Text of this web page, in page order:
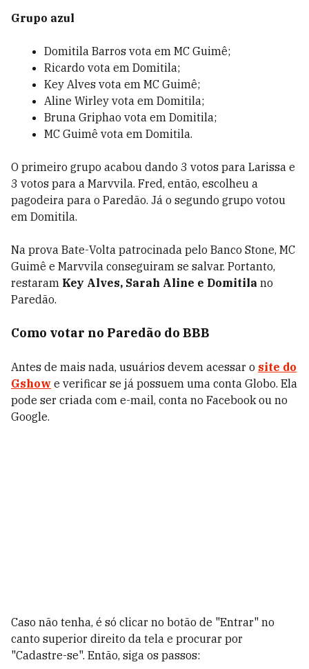
Grupo azul
Domitila Barros vota em MC Guimê;
Ricardo vota em Domitila;
Key Alves vota em MC Guimê;
Aline Wirley vota em Domitila;
Bruna Griphao vota em Domitila;
MC Guimê vota em Domitila.
O primeiro grupo acabou dando 3 votos para Larissa e
3 votos para a Marvvila. Fred, então, escolheu a
pagodeira para o Paredão. Já o segundo grupo votou
em Domitila.
Na prova Bate-Volta patrocinada pelo Banco Stone, MC
Guimê e Marvvila conseguiram se salvar. Portanto,
restaram Key Alves, Sarah Aline e Domitila no
Paredão.
Como votar no Paredão do BBB
Antes de mais nada, usuários devem acessar o site do
Gshow e verificar se já possuem uma conta Globo. Ela
pode ser criada com e-mail, conta no Facebook ou no
Google.
Caso não tenha, é só clicar no botão de "Entrar" no
canto superior direito da tela e procurar por
"Cadastre-se". Então, siga os passos: